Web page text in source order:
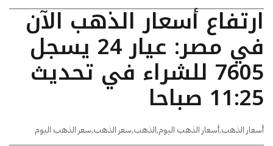
ارتفاع أسعار الذهب الآن
في مصر: عيار 24 يسجل
7605 للشراء في تحديث
11:25 صباحا
أسعار الذهب,أسعار الذهب اليوم,الذهب,سعر الذهب,سعر الذهب اليوم